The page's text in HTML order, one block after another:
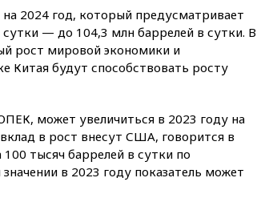
сообщила об омоложении
партийных списков на выборах
в Госдуму
вчера, 19:25Путин
вчера, 19:15Путин обсудил с
Памфиловой подготовку к
единому дню голосования
2024 год, который предусматривает
— до 104,3 млн баррелей в сутки. В
рост мировой экономики и
Китая будут способствовать росту
может увеличиться в 2023 году на
в рост внесут США, говорится в
тысяч баррелей в сутки по
в 2023 году показатель может